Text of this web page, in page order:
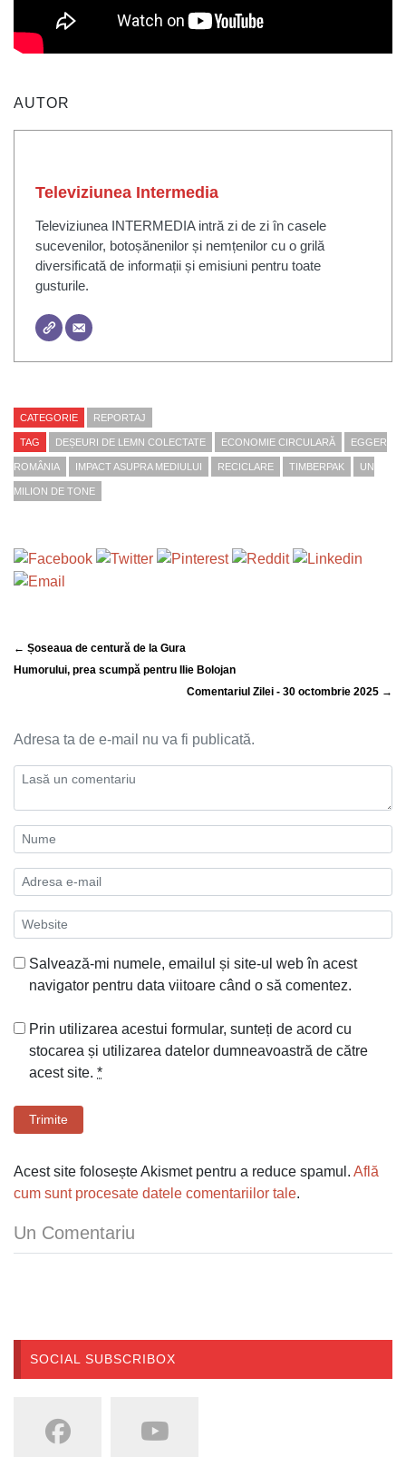
AUTOR
Televiziunea Intermedia
Televiziunea INTERMEDIA intră zi de zi în casele
sucevenilor, botoșănenilor și nemțenilor cu o grilă
diversificată de informații și emisiuni pentru toate
gusturile.
CATEGORIE REPORTAJ
TAG DEȘEURI DE LEMN COLECTATE ECONOMIE CIRCULARĂ EGGER
ROMÂNIA IMPACT ASUPRA MEDIULUI RECICLARE TIMBERPAK UN
MILION DE TONE
← Șoseaua de centură de la Gura
Humorului, prea scumpă pentru Ilie Bolojan
Comentariul Zilei - 30 octombrie 2025 →
Adresa ta de e-mail nu va fi publicată.
Salvează-mi numele, emailul și site-ul web în acest
navigator pentru data viitoare când o să comentez.
Prin utilizarea acestui formular, sunteți de acord cu
stocarea și utilizarea datelor dumneavoastră de către
acest site. *
Trimite
Acest site folosește Akismet pentru a reduce spamul. Află
cum sunt procesate datele comentariilor tale.
Un Comentariu
SOCIAL SUBSCRIBOX